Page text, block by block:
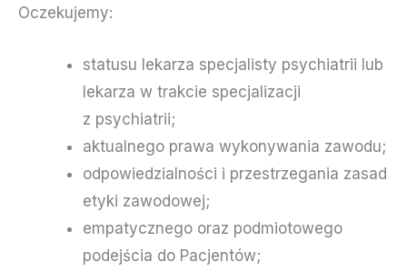
Oczekujemy:
statusu lekarza specjalisty psychiatrii lub
lekarza w trakcie specjalizacji
z psychiatrii;
aktualnego prawa wykonywania zawodu;
odpowiedzialności i przestrzegania zasad
etyki zawodowej;
empatycznego oraz podmiotowego
podejścia do Pacjentów;